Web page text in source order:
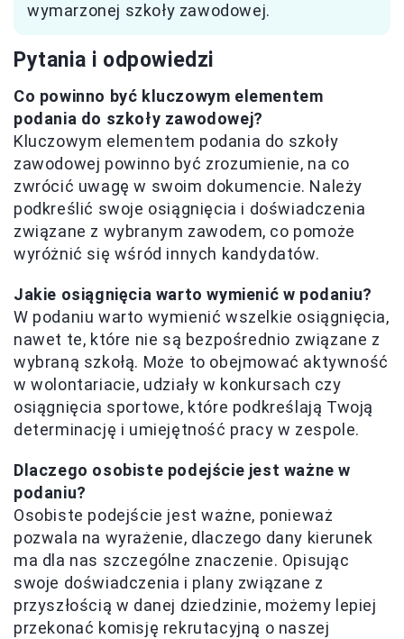
wymarzonej szkoły zawodowej.
Pytania i odpowiedzi
Co powinno być kluczowym elementem
podania do szkoły zawodowej?
Kluczowym elementem podania do szkoły
zawodowej powinno być zrozumienie, na co
zwrócić uwagę w swoim dokumencie. Należy
podkreślić swoje osiągnięcia i doświadczenia
związane z wybranym zawodem, co pomoże
wyróżnić się wśród innych kandydatów.
Jakie osiągnięcia warto wymienić w podaniu?
W podaniu warto wymienić wszelkie osiągnięcia,
nawet te, które nie są bezpośrednio związane z
wybraną szkołą. Może to obejmować aktywność
w wolontariacie, udziały w konkursach czy
osiągnięcia sportowe, które podkreślają Twoją
determinację i umiejętność pracy w zespole.
Dlaczego osobiste podejście jest ważne w
podaniu?
Osobiste podejście jest ważne, ponieważ
pozwala na wyrażenie, dlaczego dany kierunek
ma dla nas szczególne znaczenie. Opisując
swoje doświadczenia i plany związane z
przyszłością w danej dziedzinie, możemy lepiej
przekonać komisję rekrutacyjną o naszej